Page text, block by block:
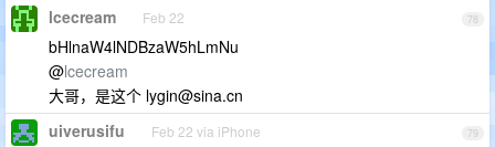
78
lcecream Feb 22
bHlnaW4lNDBzaW5hLmNu
@lcecream
大哥，是这个 lygin@sina.cn
79
uiverusifu Feb 22 via iPhone